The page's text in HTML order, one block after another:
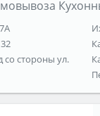
со стороны ул.